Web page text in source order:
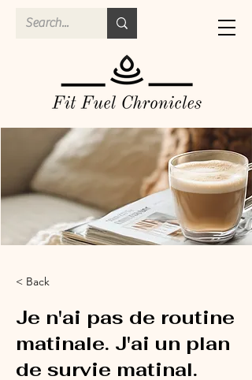
< Back
Je n'ai pas de routine
matinale. J'ai un plan
de survie matinal.